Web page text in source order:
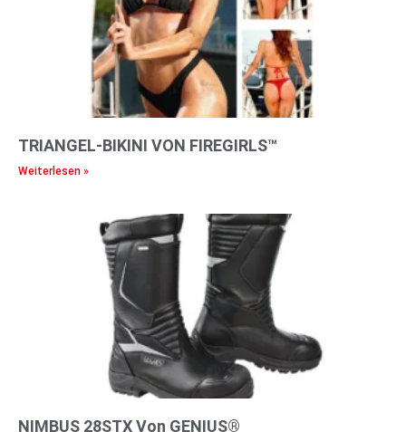
TRIANGEL-BIKINI VON FIREGIRLS™
Weiterlesen »
NIMBUS 28STX Von GENIUS®